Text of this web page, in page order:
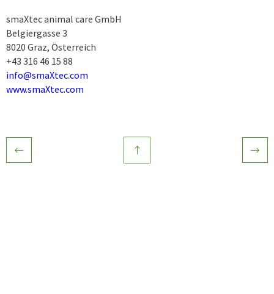
smaXtec animal care GmbH
Belgiergasse 3
8020 Graz, Österreich
+43 316 46 15 88
info@smaXtec.com
www.smaXtec.com